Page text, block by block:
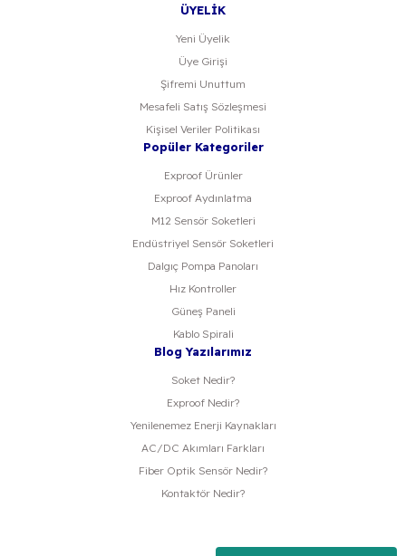
ÜYELİK
Yeni Üyelik
Üye Girişi
Şifremi Unuttum
Mesafeli Satış Sözleşmesi
Kişisel Veriler Politikası
Popüler Kategoriler
Exproof Ürünler
Exproof Aydınlatma
M12 Sensör Soketleri
Endüstriyel Sensör Soketleri
Dalgıç Pompa Panoları
Hız Kontroller
Güneş Paneli
Kablo Spirali
Blog Yazılarımız
Soket Nedir?
Exproof Nedir?
Yenilenemez Enerji Kaynakları
AC/DC Akımları Farkları
Fiber Optik Sensör Nedir?
Kontaktör Nedir?